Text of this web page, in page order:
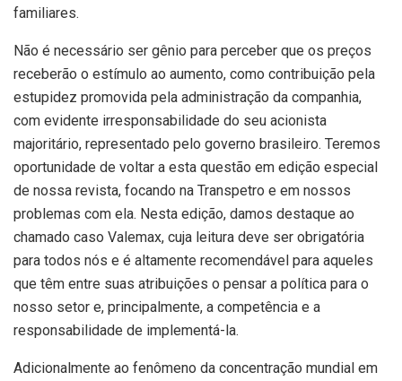
familiares.
Não é necessário ser gênio para perceber que os preços
receberão o estímulo ao aumento, como contribuição pela
estupidez promovida pela administração da companhia,
com evidente irresponsabilidade do seu acionista
majoritário, representado pelo governo brasileiro. Teremos
oportunidade de voltar a esta questão em edição especial
de nossa revista, focando na Transpetro e em nossos
problemas com ela. Nesta edição, damos destaque ao
chamado caso Valemax, cuja leitura deve ser obrigatória
para todos nós e é altamente recomendável para aqueles
que têm entre suas atribuições o pensar a política para o
nosso setor e, principalmente, a competência e a
responsabilidade de implementá-la.
Adicionalmente ao fenômeno da concentração mundial em